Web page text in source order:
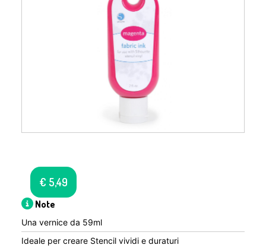
€ 5,49
Note
Una vernice da 59ml
Ideale per creare Stencil vividi e duraturi